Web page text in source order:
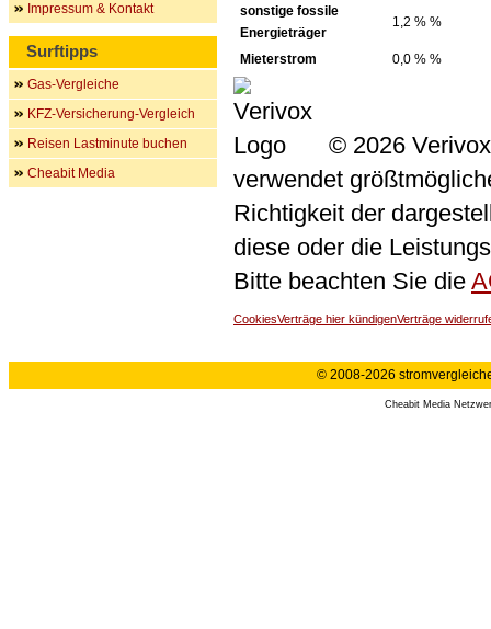
sonstige fossile
Energieträger
1,2 % %
Mieterstrom 0,0 % %
© 2026
verwendet
Richtigkeit der
diese oder die
Bitte beachten Sie die
CookiesVerträge hier kündigenVerträge
Impressum & Kontakt
Surftipps
Gas-Vergleiche
KFZ-Versicherung-Vergleich
Reisen Lastminute buchen
Cheabit Media
© 2008-2026
Cheabit Media